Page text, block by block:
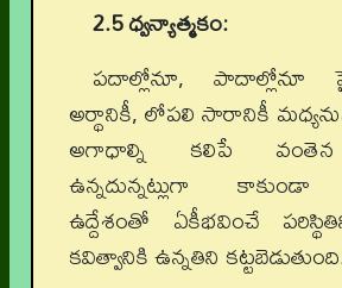
2.5 ధ్వన్యాత్మకం:
పదాల్లోనూ, పాదాల్లోనూ
అర్థానికీ, లోపలి సారానికీ
అగాధాల్ని కలిపే వంతెన
ఉన్నదున్నట్లుగా కాకుండా
ఉద్దేశంతో ఏకీభవించే
కవిత్వానికి ఉన్నతిని